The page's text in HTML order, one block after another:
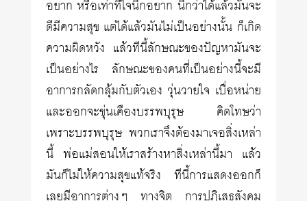
อยาก หรือเท่าที่ใจนึกอยาก นึกว่าได้แล้วมันจะ
ดีมีความสุข แต่ได้แล้วมันไม่เป็นอย่างนั้น ก็เกิด
ความผิดหวัง แล้วทีนี้ลักษณะของปัญหามันจะ
เป็นอย่างไร ลักษณะของคนที่เป็นอย่างนี้จะมี
อาการกลัดกลุ้มกับตัวเอง วุ่นวายใจ เบื่อหน่าย
และออกจะขุ่นเคืองบรรพบุรุษ คิดโทษว่า
เพราะบรรพบุรุษ พวกเราจึงต้องมาเจอสิ่งเหล่า
นี้ พ่อแม่สอนให้เราสร้างหาสิ่งเหล่านี้มา แล้ว
มันก็ไม่ให้ความสุขแท้จริง ทีนี้การแสดงออกก็